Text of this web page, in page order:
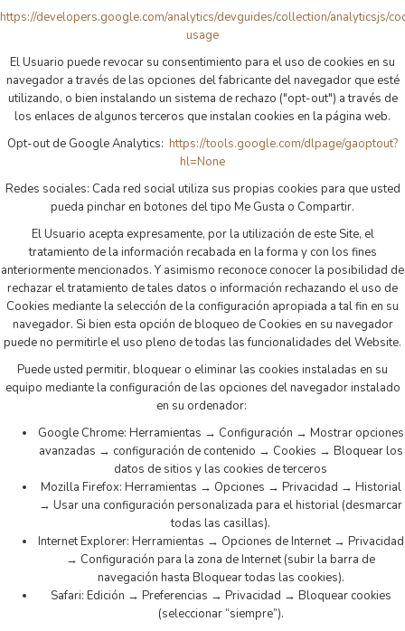
https://developers.google.com/analytics/devguides/collection/analyticsjs/
usage
El Usuario puede revocar su consentimiento para el uso de cookies en su
navegador a través de las opciones del fabricante del navegador que esté
utilizando, o bien instalando un sistema de rechazo ("opt-out") a través de
los enlaces de algunos terceros que instalan cookies en la página web.
Opt-out de Google Analytics: https://tools.google.com/dlpage/gaoptout?
hl=None
Redes sociales: Cada red social utiliza sus propias cookies para que usted
pueda pinchar en botones del tipo Me Gusta o Compartir.
El Usuario acepta expresamente, por la utilización de este Site, el
tratamiento de la información recabada en la forma y con los fines
anteriormente mencionados. Y asimismo reconoce conocer la posibilidad de
rechazar el tratamiento de tales datos o información rechazando el uso de
Cookies mediante la selección de la configuración apropiada a tal fin en su
navegador. Si bien esta opción de bloqueo de Cookies en su navegador
puede no permitirle el uso pleno de todas las funcionalidades del Website.
Puede usted permitir, bloquear o eliminar las cookies instaladas en su
equipo mediante la configuración de las opciones del navegador instalado
en su ordenador:
Google Chrome: Herramientas → Configuración → Mostrar opciones
avanzadas → configuración de contenido → Cookies → Bloquear los
datos de sitios y las cookies de terceros
Mozilla Firefox: Herramientas → Opciones → Privacidad → Historial
→ Usar una configuración personalizada para el historial (desmarcar
todas las casillas).
Internet Explorer: Herramientas → Opciones de Internet → Privacidad
→ Configuración para la zona de Internet (subir la barra de
navegación hasta Bloquear todas las cookies).
Safari: Edición → Preferencias → Privacidad → Bloquear cookies
(seleccionar “siempre”).